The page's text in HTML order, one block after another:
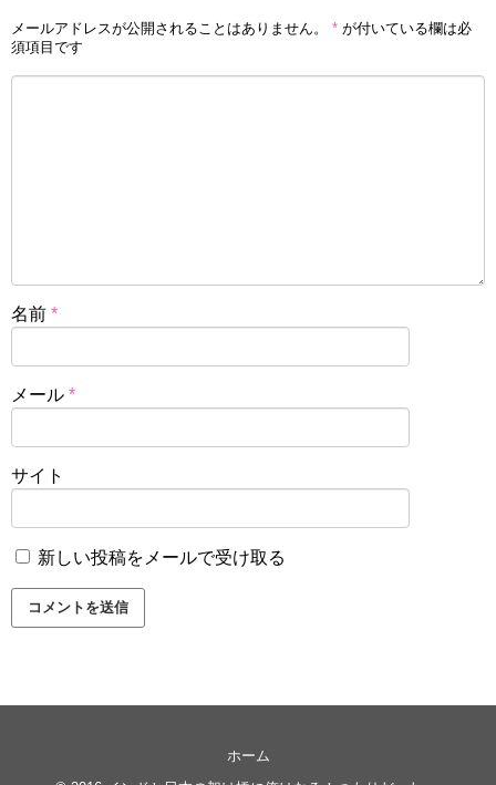
メールアドレスが公開されることはありません。 * が付いている欄は必
須項目です
名前 *
メール *
サイト
新しい投稿をメールで受け取る
ホーム